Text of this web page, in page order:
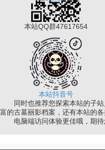
本站QQ群47617654
本站抖音号
同时也推荐您探索本站的子站
富的古墓丽影档案，还有本站的各
电脑端访问体验更佳哦，期待